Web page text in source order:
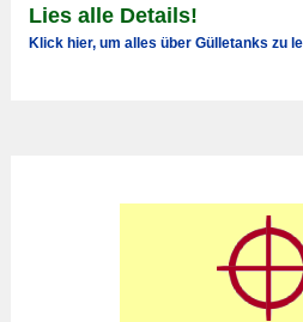
Lies alle Details!
Klick hier, um alles über Gülletanks zu